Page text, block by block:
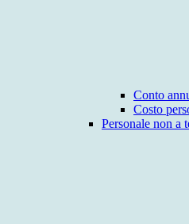
Conto
Costo
Personale non a